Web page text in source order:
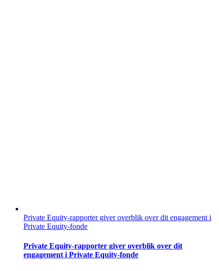
Private Equity-rapporter giver overblik over dit engagement i
Private Equity-fonde
Private Equity-rapporter giver overblik over dit
engagement i Private Equity-fonde